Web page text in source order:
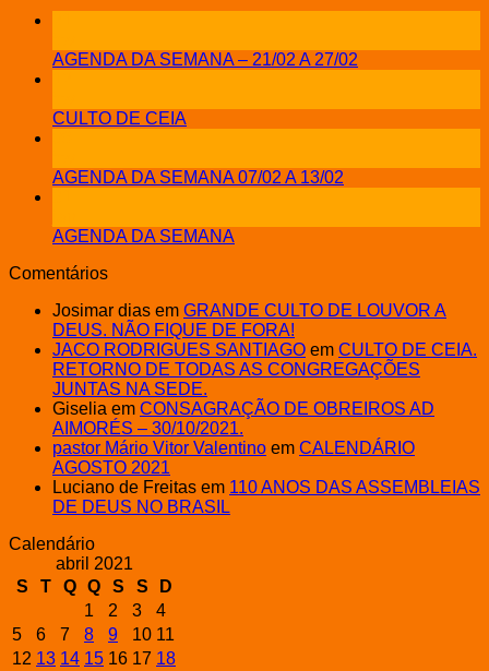
AGENDA DA SEMANA – 21/02 A 27/02
CULTO DE CEIA
AGENDA DA SEMANA 07/02 A 13/02
AGENDA DA SEMANA
Comentários
Josimar dias em GRANDE CULTO DE LOUVOR A
DEUS. NÃO FIQUE DE FORA!
JACO RODRIGUES SANTIAGO em CULTO DE CEIA.
RETORNO DE TODAS AS CONGREGAÇÕES
JUNTAS NA SEDE.
Giselia em CONSAGRAÇÃO DE OBREIROS AD
AIMORÉS – 30/10/2021.
pastor Mário Vitor Valentino em CALENDÁRIO
AGOSTO 2021
Luciano de Freitas em 110 ANOS DAS ASSEMBLEIAS
DE DEUS NO BRASIL
Calendário
abril 2021
S
T Q Q S S
D
1
2 3
4
5
6 7 8 9 10 11
12 13 14 15 16 17 18